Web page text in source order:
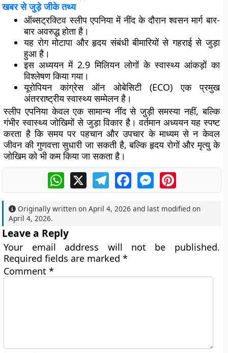
खबर से जुड़े जीके तथ्य
ऑब्सट्रक्टिव स्लीप एपनिया में नींद के दौरान श्वसन मार्ग बार-
बार अवरुद्ध होता है।
यह रोग मोटापा और हृदय संबंधी बीमारियों से गहराई से जुड़ा
हुआ है।
इस अध्ययन में 2.9 मिलियन लोगों के स्वास्थ्य आंकड़ों का
विश्लेषण किया गया।
यूरोपियन कांग्रेस ऑन ओबेसिटी (ECO) एक प्रमुख
अंतरराष्ट्रीय स्वास्थ्य सम्मेलन है।
स्लीप एपनिया केवल एक सामान्य नींद से जुड़ी समस्या नहीं, बल्कि
गंभीर स्वास्थ्य जोखिमों से जुड़ा विकार है। वर्तमान अध्ययन यह स्पष्ट
करता है कि समय पर पहचान और उपचार के माध्यम से न केवल
जीवन की गुणवत्ता सुधारी जा सकती है, बल्कि हृदय रोगों और मृत्यु के
जोखिम को भी कम किया जा सकता है।
WhatsApp
X TelegramFacebookMessengerPinterest
Originally written onApril 4, 2026 and last modified on
April 4, 2026.
Leave a Reply
Your email address will not be published.
Required fields are marked*
Comment*